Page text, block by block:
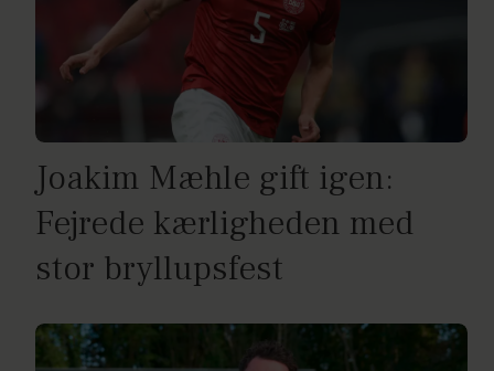
Joakim Mæhle gift igen:
Fejrede kærligheden med
stor bryllupsfest